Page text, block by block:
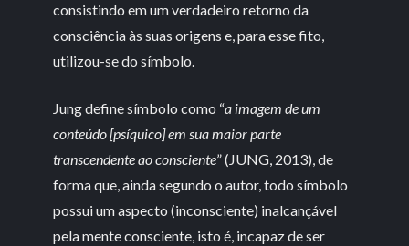
consistindo em um verdadeiro retorno da
consciência às suas origens e, para esse fito,
utilizou-se do símbolo.
Jung define símbolo como “a imagem de um
conteúdo [psíquico] em sua maior parte
transcendente ao consciente” (JUNG, 2013), de
forma que, ainda segundo o autor, todo símbolo
possui um aspecto (inconsciente) inalcançável
pela mente consciente, isto é, incapaz de ser